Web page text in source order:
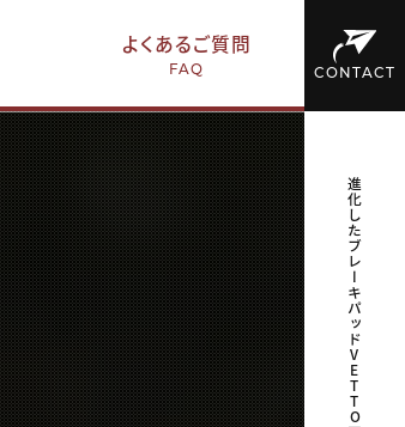
よくあるご質問
FAQ CONTACT
進化したブレーキパッドVETTO正規販売店